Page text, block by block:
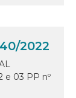
2022
e 03 PP nº